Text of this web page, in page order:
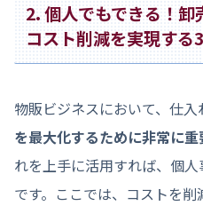
2. 個人でもできる！
コスト削減を実現する
物販ビジネスにおいて、仕
を最大化するために非常に重
れを上手に活用すれば、個
です。ここでは、コストを